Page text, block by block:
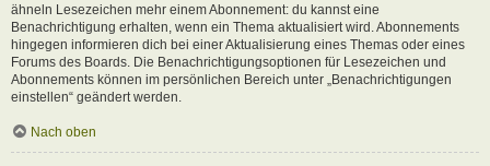
ähneln Lesezeichen mehr einem Abonnement: du kannst eine
Benachrichtigung erhalten, wenn ein Thema aktualisiert wird. Abonnements
hingegen informieren dich bei einer Aktualisierung eines Themas oder eines
Forums des Boards. Die Benachrichtigungsoptionen für Lesezeichen und
Abonnements können im persönlichen Bereich unter „Benachrichtigungen
einstellen“ geändert werden.
Nach oben